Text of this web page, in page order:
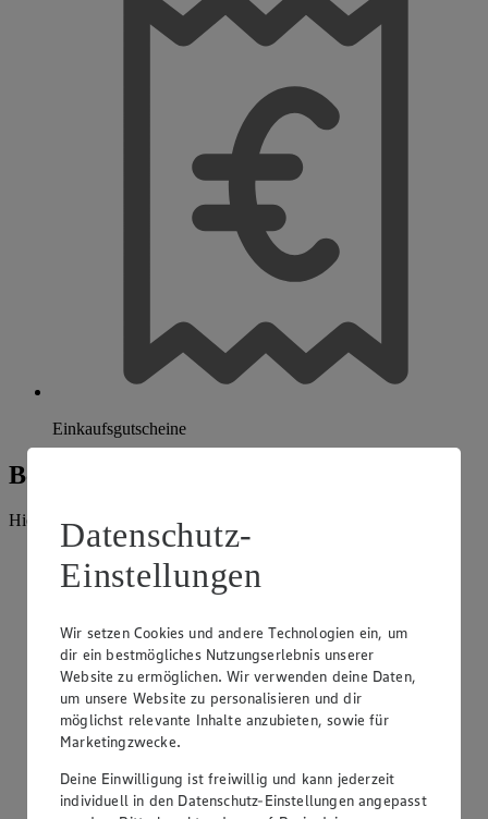
Einkaufsgutscheine
Beratung und Sortiment
Hier findest du alles, was unser EDEKA Markt anbietet.
Datenschutz-
Einstellungen
Wir setzen Cookies und andere Technologien ein, um
dir ein bestmögliches Nutzungserlebnis unserer
Website zu ermöglichen. Wir verwenden deine Daten,
um unsere Website zu personalisieren und dir
möglichst relevante Inhalte anzubieten, sowie für
Marketingzwecke.
Deine Einwilligung ist freiwillig und kann jederzeit
individuell in den Datenschutz-Einstellungen angepasst